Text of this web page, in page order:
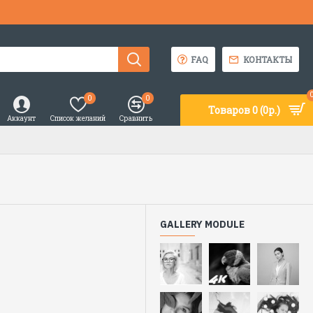
FAQ КОНТАКТЫ
Аккаунт Список желаний
0
Сравнить
0
Товаров 0 (0р.)
GALLERY MODULE